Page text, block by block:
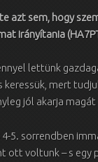
azt sem, hogy
irányítania
lettünk
mert
jól akarja magát
5. sorrendben
ott voltunk – s egy